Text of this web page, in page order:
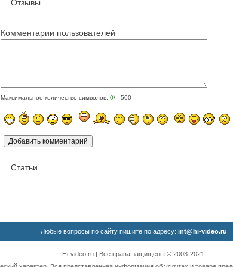
Отзывы
Комментарии пользователей
Максимальное количество символов: 0/ 500
Статьи
Любые вопросы по сайту пишите по адресу: int@hi-video.ru
Hi-video.ru | Все права защищены © 2003-2021.